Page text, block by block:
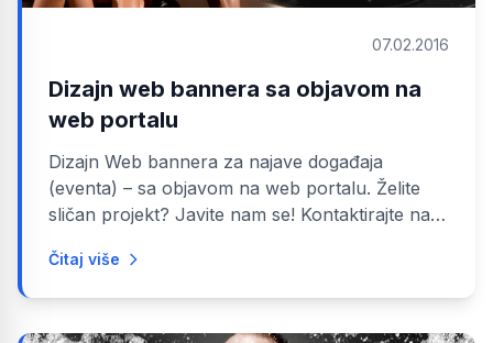
07.02.2016
Dizajn web bannera sa objavom na
web portalu
Dizajn Web bannera za najave događaja
(eventa) – sa objavom na web portalu. Želite
sličan projekt? Javite nam se! Kontaktirajte nas
Čitaj više